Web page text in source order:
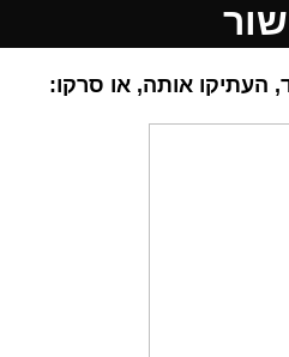
העתיקו אותה, או סרקו: